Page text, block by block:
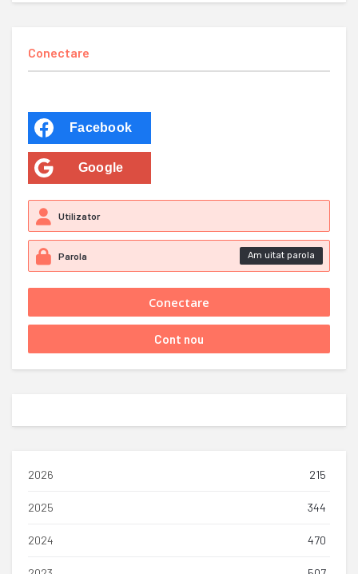
Conectare
Facebook
Google
Am uitat parola
2026 215
2025 344
2024 470